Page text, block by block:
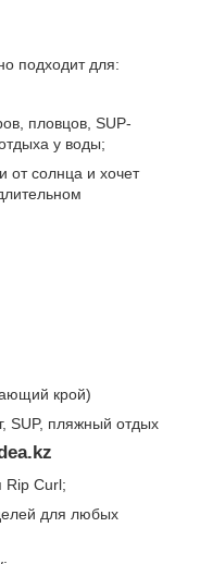
подходит для:
пловцов, SUP-
у воды;
от солнца и хочет
крой)
SUP, пляжный отдых
Rip Curl;
для любых